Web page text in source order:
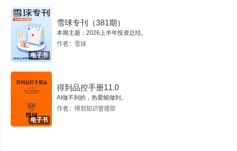
电子书
雪球专刊（381期）
本期主题：2026上半年投资总结。
作者：雪球
电子书
得到品控手册11.0
AI做不到的，热爱能做到。
作者：得到知识管理部